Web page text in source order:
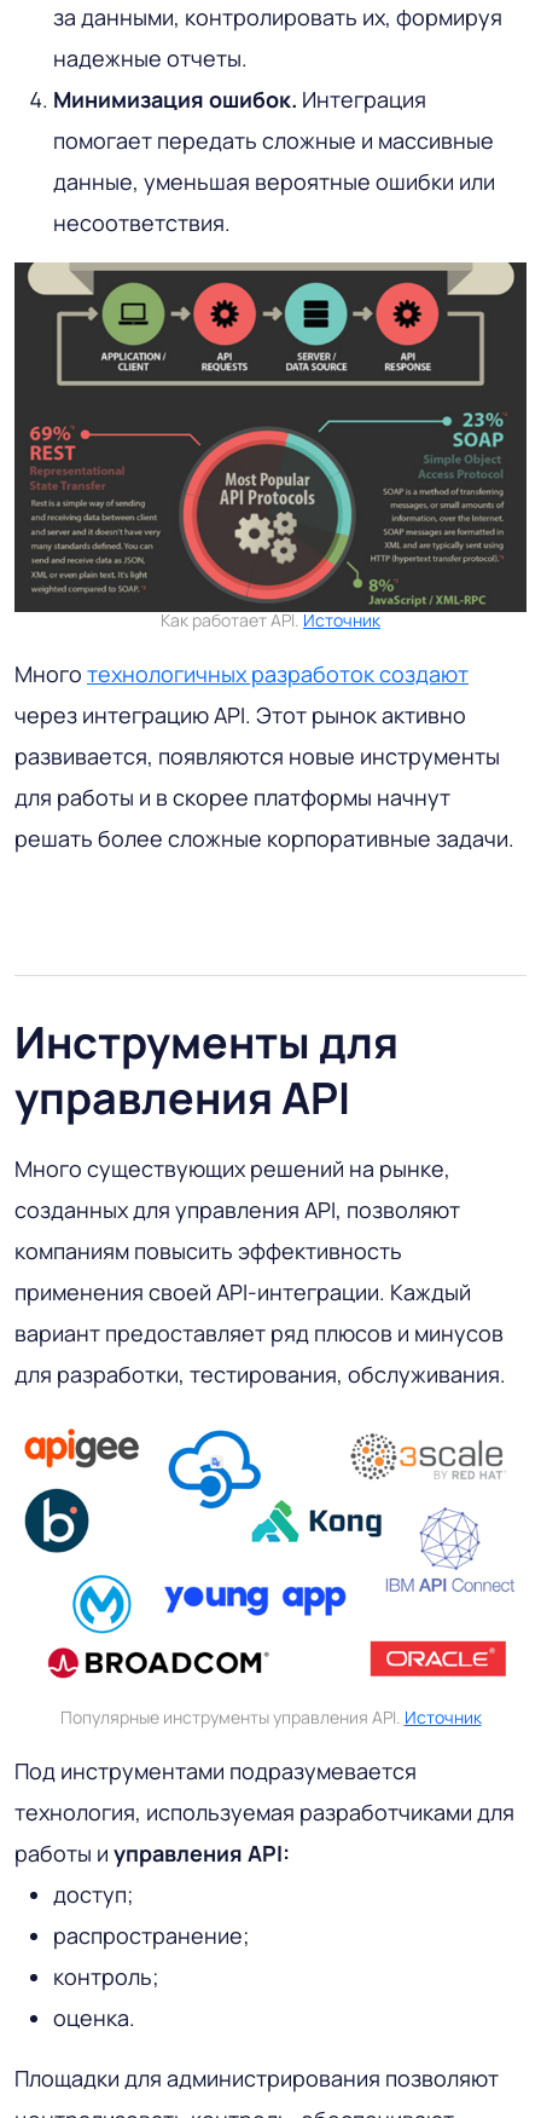
за данными, контролировать их, формируя
надежные отчеты.
Минимизация ошибок. Интеграция
помогает передать сложные и массивные
данные, уменьшая вероятные ошибки или
несоответствия.
Как работает API. Источник
Много технологичных разработок создают
через интеграцию API. Этот рынок активно
развивается, появляются новые инструменты
для работы и в скорее платформы начнут
решать более сложные корпоративные задачи.
Инструменты для
управления API
Много существующих решений на рынке,
созданных для управления API, позволяют
компаниям повысить эффективность
применения своей API-интеграции. Каждый
вариант предоставляет ряд плюсов и минусов
для разработки, тестирования, обслуживания.
Популярные инструменты управления API. Источник
Под инструментами подразумевается
технология, используемая разработчиками для
работы и управления API:
доступ;
распространение;
контроль;
оценка.
Площадки для администрирования позволяют